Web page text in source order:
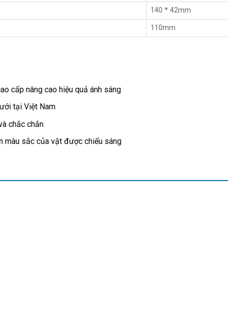
140 * 42mm
110mm
cấp nâng cao hiệu quả ánh sáng
tại Việt Nam
chắc chắn
màu sắc của vật được chiếu sáng